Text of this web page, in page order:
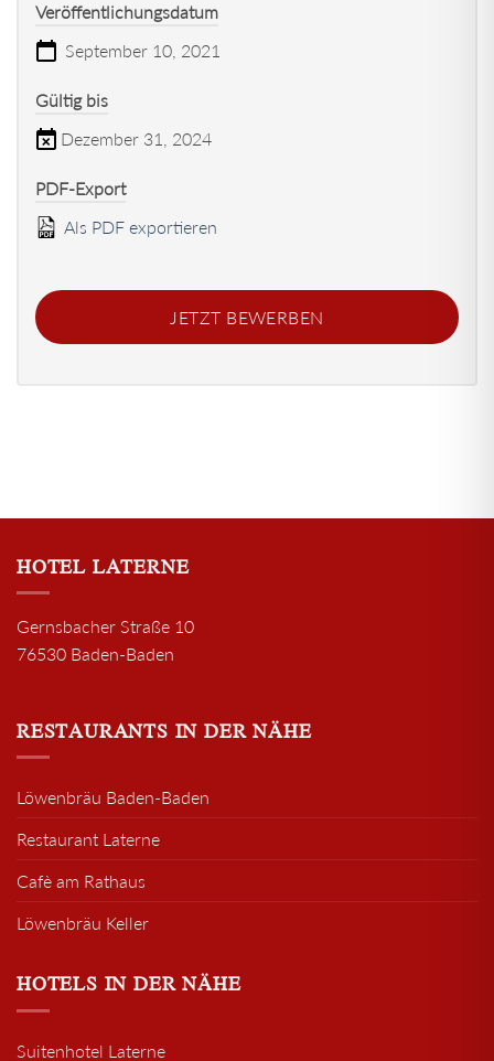
Veröffentlichungsdatum
September 10, 2021
Gültig bis
Dezember 31, 2024
PDF-Export
Als PDF exportieren
JETZT BEWERBEN
HOTEL LATERNE
Gernsbacher Straße 10
76530 Baden-Baden
RESTAURANTS IN DER NÄHE
Löwenbräu Baden-Baden
Restaurant Laterne
Cafè am Rathaus
Löwenbräu Keller
HOTELS IN DER NÄHE
Suitenhotel Laterne